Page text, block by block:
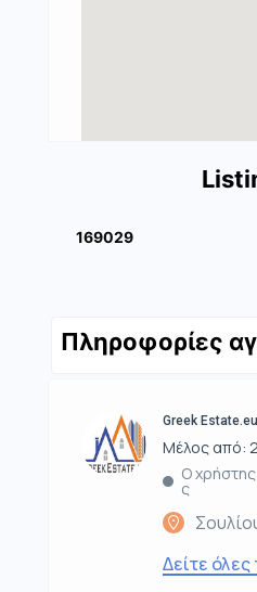
169029
Πληροφορίες
Greek Estate.eu
Μέλος από:
Ο χρήστης
ς
Δείτε όλες